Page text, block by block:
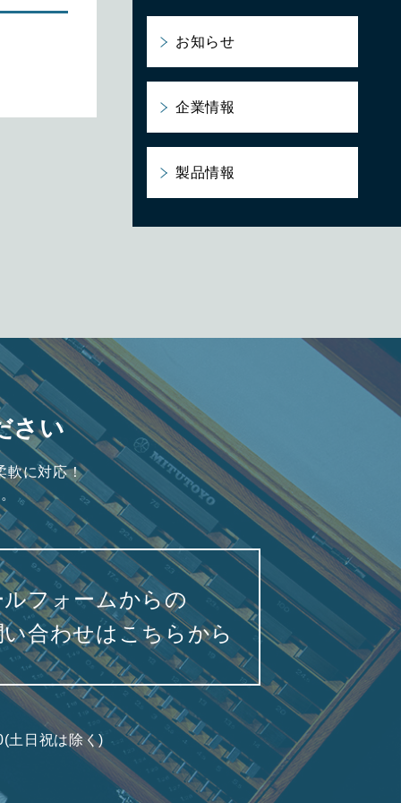
お知らせ
企業情報
製品情報
さい
軟に対応！
ルフォームからの
い合わせはこちらから
土日祝は除く)